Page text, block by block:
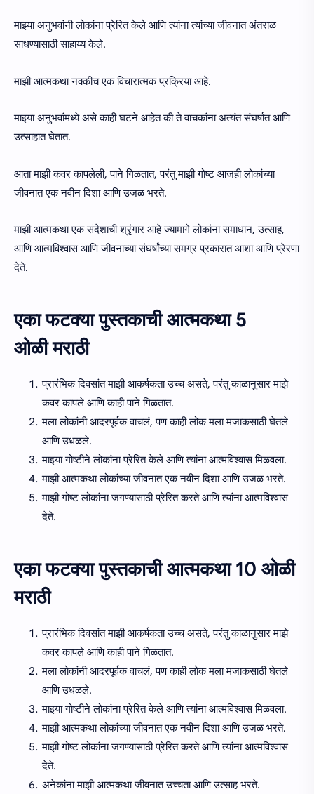
माझ्या अनुभवांनी लोकांना प्रेरित केले आणि त्यांना त्यांच्या जीवनात अंतराळ
साधण्यासाठी साहाय्य केले.
माझी आत्मकथा नक्कीच एक विचारात्मक प्रक्रिया आहे.
माझ्या अनुभवांमध्ये असे काही घटने आहेत की ते वाचकांना अत्यंत संघर्षात आणि
उत्साहात घेतात.
आता माझी कवर कापलेली, पाने गिळतात, परंतु माझी गोष्ट आजही लोकांच्या
जीवनात एक नवीन दिशा आणि उजळ भरते.
माझी आत्मकथा एक संदेशाची श्रृंगार आहे ज्यामागे लोकांना समाधान, उत्साह,
आणि आत्मविश्वास आणि जीवनाच्या संघर्षांच्या समग्र प्रकारात आशा आणि प्रेरणा
देते.
एका फटक्या पुस्तकाची आत्मकथा 5
ओळी मराठी
प्रारंभिक दिवसांत माझी आकर्षकता उच्च असते, परंतु काळानुसार माझे
कवर कापले आणि काही पाने गिळतात.
मला लोकांनी आदरपूर्वक वाचलं, पण काही लोक मला मजाकसाठी घेतले
आणि उधळले.
माझ्या गोष्टीने लोकांना प्रेरित केले आणि त्यांना आत्मविश्वास मिळवला.
माझी आत्मकथा लोकांच्या जीवनात एक नवीन दिशा आणि उजळ भरते.
माझी गोष्ट लोकांना जगण्यासाठी प्रेरित करते आणि त्यांना आत्मविश्वास
देते.
एका फटक्या पुस्तकाची आत्मकथा 10 ओळी
मराठी
प्रारंभिक दिवसांत माझी आकर्षकता उच्च असते, परंतु काळानुसार माझे
कवर कापले आणि काही पाने गिळतात.
मला लोकांनी आदरपूर्वक वाचलं, पण काही लोक मला मजाकसाठी घेतले
आणि उधळले.
माझ्या गोष्टीने लोकांना प्रेरित केले आणि त्यांना आत्मविश्वास मिळवला.
माझी आत्मकथा लोकांच्या जीवनात एक नवीन दिशा आणि उजळ भरते.
माझी गोष्ट लोकांना जगण्यासाठी प्रेरित करते आणि त्यांना आत्मविश्वास
देते.
अनेकांना माझी आत्मकथा जीवनात उच्चता आणि उत्साह भरते.